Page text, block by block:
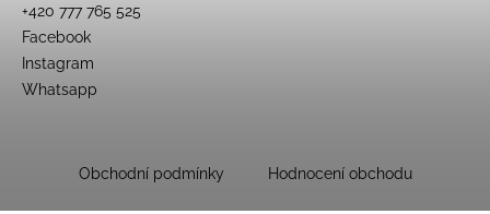
+420 777 765 525
Facebook
Instagram
Whatsapp
Obchodní podmínky Hodnocení obchodu